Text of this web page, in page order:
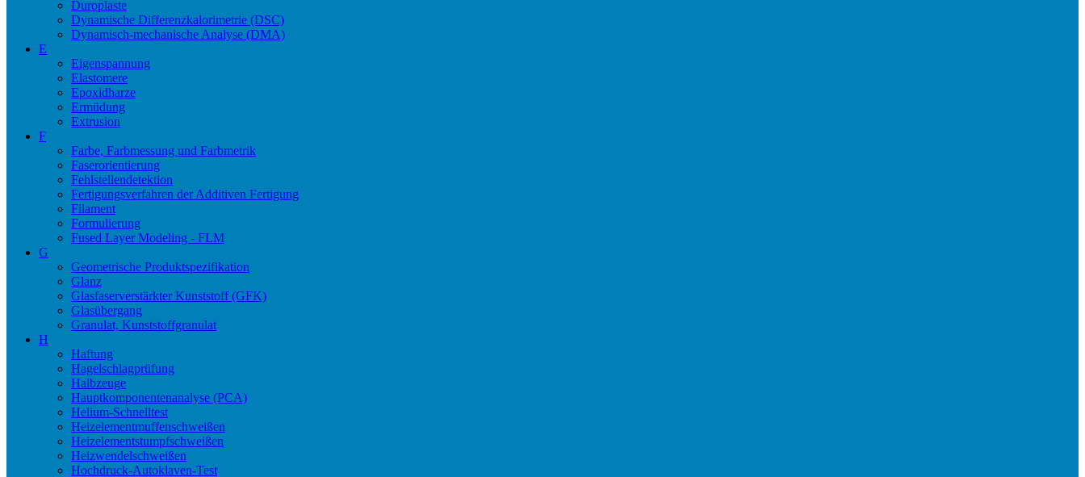
Duroplaste
Dynamische Differenzkalorimetrie (DSC)
Dynamisch-mechanische Analyse (DMA)
E
Eigenspannung
Elastomere
Epoxidharze
Ermüdung
Extrusion
F
Farbe, Farbmessung und Farbmetrik
Faserorientierung
Fehlstellendetektion
Fertigungsverfahren der Additiven Fertigung
Filament
Formulierung
Fused Layer Modeling - FLM
G
Geometrische Produktspezifikation
Glanz
Glasfaserverstärkter Kunststoff (GFK)
Glasübergang
Granulat, Kunststoffgranulat
H
Haftung
Hagelschlagprüfung
Halbzeuge
Hauptkomponentenanalyse (PCA)
Helium-Schnelltest
Heizelementmuffenschweißen
Heizelementstumpfschweißen
Heizwendelschweißen
Hochdruck-Autoklaven-Test